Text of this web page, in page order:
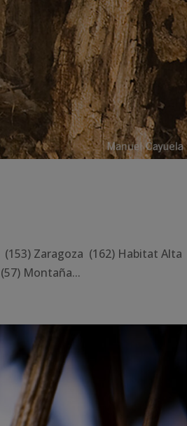
(153) Zaragoza (162) Habitat Alta
Montaña...